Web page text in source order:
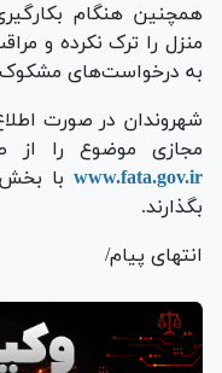
همچنین هنگام
منزل را ترک نکرده و
به درخواست‌های مشکوک
شهروندان در صورت
مجازی موضوع را از
www.fata.gov.ir با
بگذارند.
انتهای پیام/